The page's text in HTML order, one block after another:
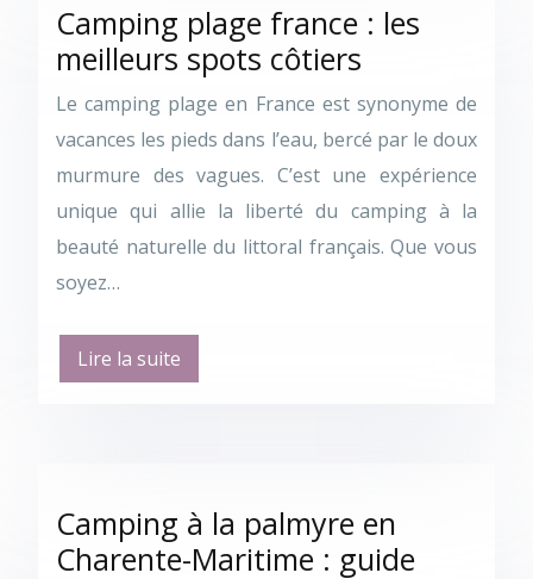
Camping plage france : les
meilleurs spots côtiers
Le camping plage en France est synonyme de
vacances les pieds dans l’eau, bercé par le doux
murmure des vagues. C’est une expérience
unique qui allie la liberté du camping à la
beauté naturelle du littoral français. Que vous
soyez…
Lire la suite
Camping à la palmyre en
Charente-Maritime : guide